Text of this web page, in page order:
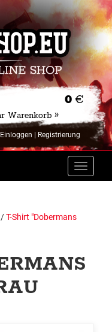
0 €
Warenkorb »
Einloggen Registrierung
Toggle
/T-Shirt "Dobermans